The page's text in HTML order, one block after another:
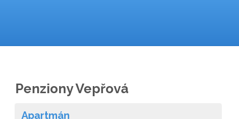
Penziony Vepřová
Apartmán